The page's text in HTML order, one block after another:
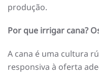
produção.
Por que irrigar cana?
A cana é uma cultura
responsiva à oferta